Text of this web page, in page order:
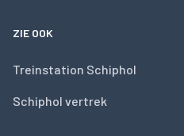
ZIE OOK
Treinstation Schiphol
Schiphol vertrek